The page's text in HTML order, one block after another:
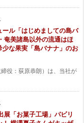
ル「はじめましての島バ
奄美諸島以外の流通はほ
な果実「島バナナ」のお
役：荻原恭朗）は、当社が
展「お菓子工場」パビリ